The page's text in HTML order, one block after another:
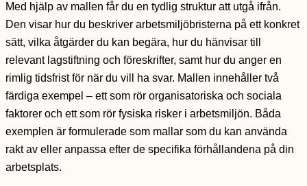
Med hjälp av mallen får du en tydlig struktur att utgå ifrån.
Den visar hur du beskriver arbetsmiljöbristerna på ett konkret
sätt, vilka åtgärder du kan begära, hur du hänvisar till
relevant lagstiftning och föreskrifter, samt hur du anger en
rimlig tidsfrist för när du vill ha svar. Mallen innehåller två
färdiga exempel – ett som rör organisatoriska och sociala
faktorer och ett som rör fysiska risker i arbetsmiljön. Båda
exemplen är formulerade som mallar som du kan använda
rakt av eller anpassa efter de specifika förhållandena på din
arbetsplats.